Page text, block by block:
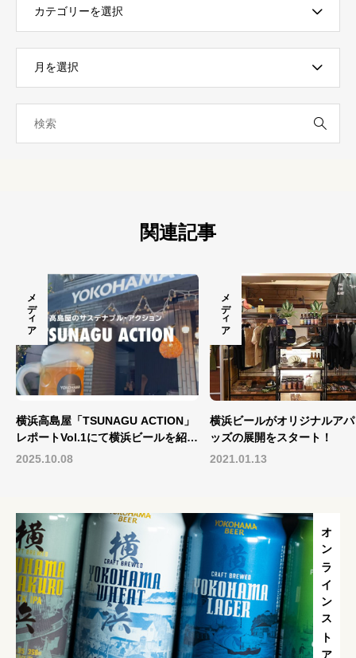
きました
関連記事
横浜高島屋「TSUNAGU ACTION」
レポートVol.1にて横浜ビールを紹介
いただきました。
2025.10.08
メディア
横浜ビールがオリジナルア
ッズの展開をスタート！
2021.01.13
メディア
オンラインストア